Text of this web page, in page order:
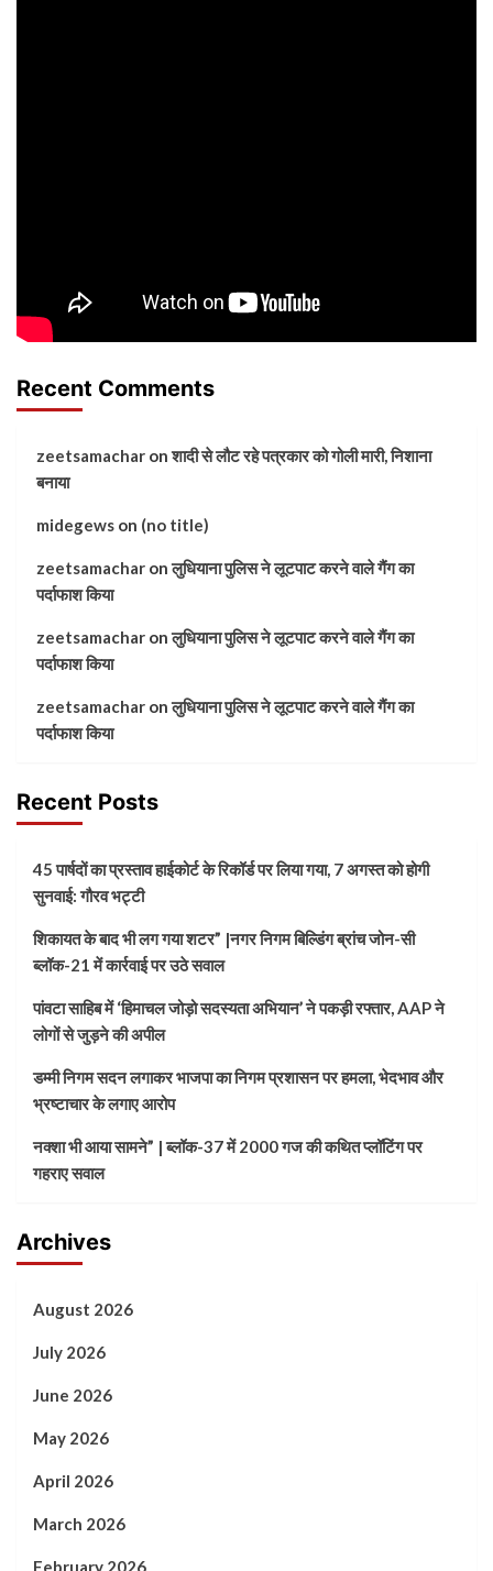
Recent Comments
zeetsamachar onशादी से लौट रहे पत्रकार को गोली मारी, निशाना
बनाया
midegews on (no title)
zeetsamachar onलुधियाना पुलिस ने लूटपाट करने वाले गैंग का
पर्दाफाश किया
zeetsamachar onलुधियाना पुलिस ने लूटपाट करने वाले गैंग का
पर्दाफाश किया
zeetsamachar onलुधियाना पुलिस ने लूटपाट करने वाले गैंग का
पर्दाफाश किया
Recent Posts
45 पार्षदों का प्रस्ताव हाईकोर्ट के रिकॉर्ड पर लिया गया, 7 अगस्त को होगी
सुनवाई: गौरव भट्टी
शिकायत के बाद भी लग गया शटर” |नगर निगम बिल्डिंग ब्रांच जोन-सी
ब्लॉक-21 में कार्रवाई पर उठे सवाल
पांवटा साहिब में ‘हिमाचल जोड़ो सदस्यता अभियान’ ने पकड़ी रफ्तार, AAP ने
लोगों से जुड़ने की अपील
डम्मी निगम सदन लगाकर भाजपा का निगम प्रशासन पर हमला, भेदभाव और
भ्रष्टाचार के लगाए आरोप
नक्शा भी आया सामने” | ब्लॉक-37 में 2000 गज की कथित प्लॉटिंग पर
गहराए सवाल
Archives
August 2026
July 2026
June 2026
May 2026
April 2026
March 2026
February 2026